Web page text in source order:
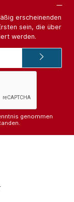
erscheinenden
sein, die über
werden.
genommen